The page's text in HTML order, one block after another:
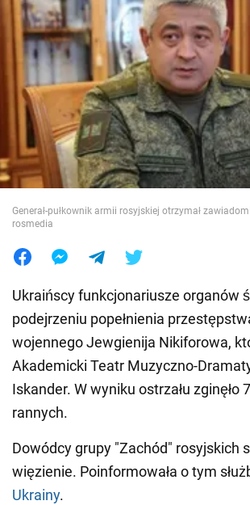
Wojna na Ukrainie
Świat
Jedzenie
Generał-pułkownik armii rosyjskiej otrzymał
rosmedia
Ukraińscy funkcjonariusze organów
podejrzeniu popełnienia
wojennego Jewgienija Nikiforowa,
Akademicki Teatr Muzyczno-
Iskander. W wyniku ostrzału
rannych.
Dowódcy grupy "Zachód" rosyjskich
więzienie. Poinformowała o tym
Ukrainy.